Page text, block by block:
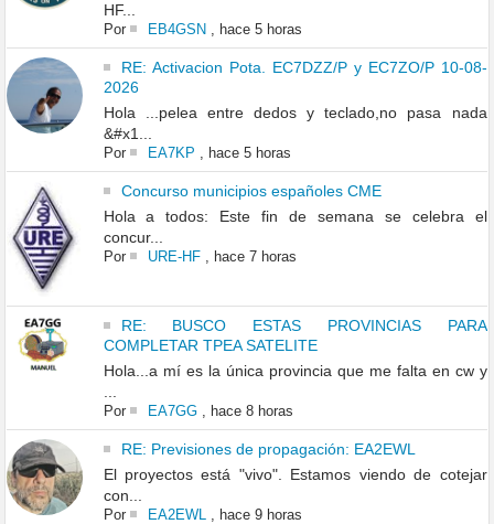
HF...
Por EB4GSN , hace 5 horas
RE: Activacion Pota. EC7DZZ/P y EC7ZO/P 10-08-
2026
Hola ...pelea entre dedos y teclado,no pasa nada
&#x1...
Por EA7KP , hace 5 horas
Concurso municipios españoles CME
Hola a todos: Este fin de semana se celebra el
concur...
Por URE-HF, hace 7 horas
RE: BUSCO ESTAS PROVINCIAS PARA
COMPLETAR TPEA SATELITE
Hola...a mí es la única provincia que me falta en cw y
Por EA7GG, hace 8 horas
RE: Previsiones de propagación: EA2EWL
El proyectos está "vivo". Estamos viendo de cotejar
con...
Por EA2EWL hace 9 horas